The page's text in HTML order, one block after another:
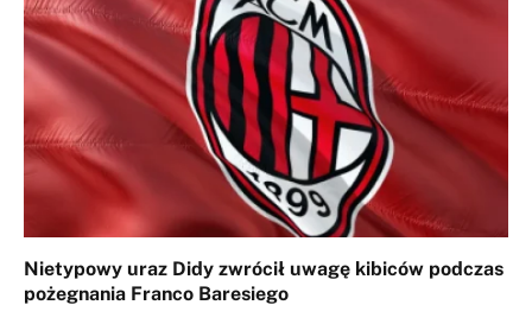
Nietypowy uraz Didy zwrócił uwagę kibiców podczas
pożegnania Franco Baresiego